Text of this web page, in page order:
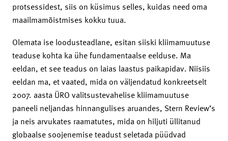
protsessidest, siis on küsimus selles, kuidas need oma
maailmamõistmises kokku tuua.
Olemata ise loodusteadlane, esitan siiski kliimamuutuse
teaduse kohta ka ühe fundamentaalse eelduse. Ma
eeldan, et see teadus on laias laastus paikapidav. Niisiis
eeldan ma, et vaated, mida on väljendatud konkreetselt
2007. aasta ÜRO valitsustevahelise kliimamuutuse
paneeli neljandas hinnangulises aruandes, Stern Review’s
ja neis arvukates raamatutes, mida on hiljuti üllitanud
globaalse soojenemise teadust seletada püüdvad